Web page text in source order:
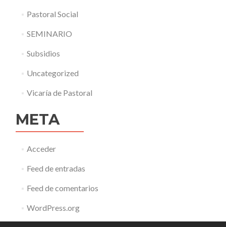
Pastoral Social
SEMINARIO
Subsidios
Uncategorized
Vicaría de Pastoral
META
Acceder
Feed de entradas
Feed de comentarios
WordPress.org